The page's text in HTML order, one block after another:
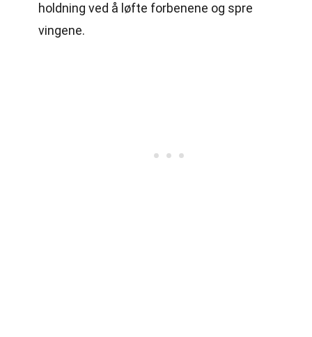
holdning ved å løfte forbenene og spre
vingene.